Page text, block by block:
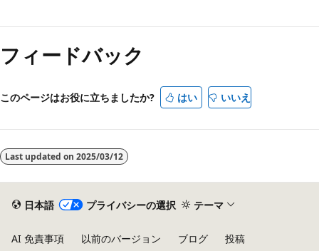
フィードバック
このページはお役に立ちましたか? はい いいえ
Last updated on 2025/03/12
日本語 プライバシーの選択 テーマ
AI 免責事項 以前のバージョン ブログ
投稿